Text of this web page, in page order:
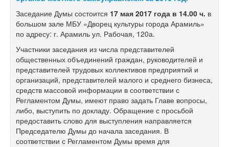
Заседание Думы состоится 17 мая 2017 года в 14.00 ч. в
большом зале МБУ «Дворец культуры города Арамиль»
по адресу: г. Арамиль ул. Рабочая, 120а.
Участники заседания из числа представителей
общественных объединений граждан, руководителей и
представителей трудовых коллективов предприятий и
организаций, представителей малого и среднего бизнеса,
средств массовой информации в соответствии с
Регламентом Думы, имеют право задать Главе вопросы,
либо, выступить по докладу. Обращение с просьбой
предоставить слово для выступления направляется
Председателю Думы до начала заседания. В
соответствии с Регламентом Думы время для